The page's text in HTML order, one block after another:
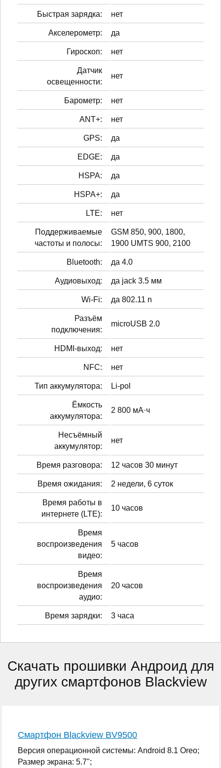
Быстрая зарядка: нет
Акселерометр: да
Гироскоп: нет
Датчик
освещенности:
нет
Барометр: нет
ANT+: нет
GPS: да
EDGE: да
HSPA: да
HSPA+: да
LTE: нет
Поддерживаемые
частоты и полосы:
GSM 850, 900, 1800,
1900 UMTS 900, 2100
Bluetooth: да 4.0
Аудиовыход: да jack 3.5 мм
Wi-Fi: да 802.11 n
Разъём
подключения:
microUSB 2.0
HDMI-выход: нет
NFC: нет
Тип аккумулятора: Li-pol
Ёмкость
аккумулятора:
2 800 мА·ч
Несъёмный
аккумулятор:
нет
Время разговора: 12 часов 30 минут
Время ожидания: 2 недели, 6 суток
Время работы в
интернете (LTE):
10 часов
Время
воспроизведения
видео:
5 часов
Время
воспроизведения
аудио:
20 часов
Время зарядки: 3 часа
Скачать прошивки Андроид для
других смартфонов Blackview
Смартфон Blackview BV9500
Версия операционной системы: Android 8.1 Oreo;
Размер экрана: 5.7";